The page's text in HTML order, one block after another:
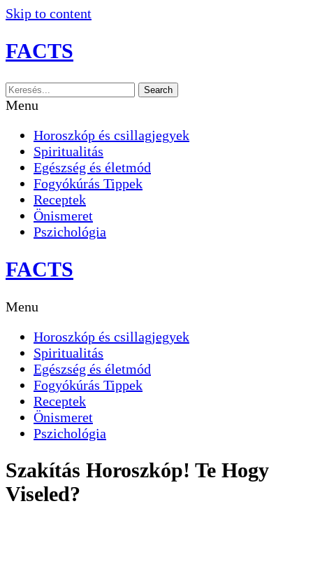
Skip to content
FACTS
Search
Menu
Horoszkóp és csillagjegyek
Spiritualitás
Egészség és életmód
Fogyókúrás Tippek
Receptek
Önismeret
Pszichológia
FACTS
Menu
Horoszkóp és csillagjegyek
Spiritualitás
Egészség és életmód
Fogyókúrás Tippek
Receptek
Önismeret
Pszichológia
Szakítás Horoszkóp! Te Hogy
Viseled?